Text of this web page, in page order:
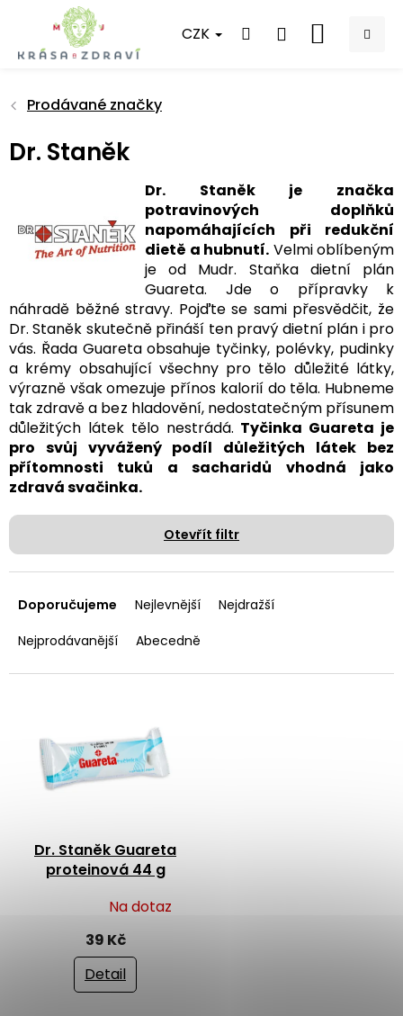
obsah
CZK
NÁKUPNÍ
Prodávané značky
Dr. Staněk
Dr. Staněk je značka
potravinových doplňků
napomáhajících při redukční
dietě a hubnutí. Velmi oblíbeným
je od Mudr. Staňka dietní plán
Guareta. Jde o přípravky k
náhradě běžné stravy. Pojďte se sami přesvědčit, že
Dr. Staněk skutečně přináší ten pravý dietní plán i pro
vás. Řada Guareta obsahuje tyčinky, polévky, pudinky
a krémy obsahující všechny pro tělo důležité látky,
výrazně však omezuje přínos kalorií do těla. Hubneme
tak zdravě a bez hladovění, nedostatečným přísunem
důležitých látek tělo nestrádá. Tyčinka Guareta je
pro svůj vyvážený podíl důležitých látek bez
přítomnosti tuků a sacharidů vhodná jako
zdravá svačinka.
Otevřít filtr
a
e
í
Doporučujeme Nejlevnější
Nejdražší
Nejprodávanější
Abecedně
Dr. Staněk Guareta
proteinová 44 g
hodnocení
Na dotaz
39 Kč
Detail